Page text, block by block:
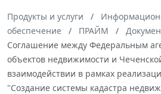
Продукты и услуги
обеспечение
ПРАЙМ
Соглашение между Федеральным
объектов недвижимости и
взаимодействии в рамках
"Создание системы кадастра